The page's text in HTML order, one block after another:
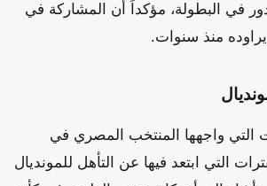
في البطولة، مؤكداً أن المشاركة في
يراوده منذ سنوات.
التي واجهها المنتخب المصري في
التي ابتعد فيها عن التأهل للمونديال